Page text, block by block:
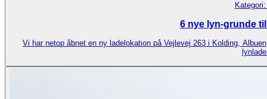
6 nye lyn-grunde
Vi har netop åbnet en ny ladelokation på Vejlevej 263 i Kolding,